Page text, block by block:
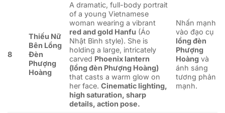
8
Thiếu Nữ
Bên Lồng
Đèn
Phượng
Hoàng
A dramatic, full-body portrait
of a young Vietnamese
woman wearing a vibrant
red and gold Hanfu (Áo
Nhật Bình style). She is
holding a large, intricately
carved Phoenix lantern
(lồng đèn Phượng Hoàng)
that casts a warm glow on
her face.Cinematic lighting,
high saturation, sharp
details, action pose.
Nhấn mạnh
vào đạo cụ
lồng đèn
Phượng
Hoàng và
ánh sáng
tương phản
mạnh.